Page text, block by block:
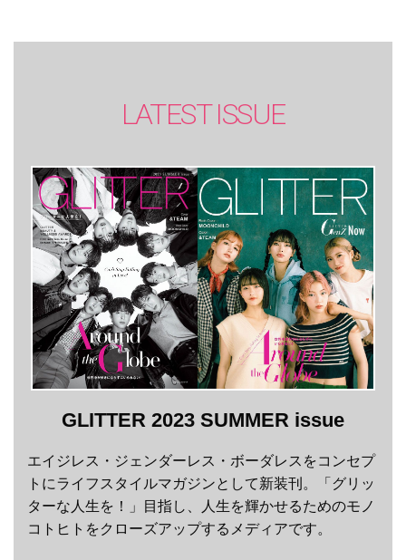
LATEST ISSUE
GLITTER 2023 SUMMER issue
エイジレス・ジェンダーレス・ボーダレスをコンセプ
トにライフスタイルマガジンとして新装刊。「グリッ
ターな人生を！」目指し、人生を輝かせるためのモノ
コトヒトをクローズアップするメディアです。